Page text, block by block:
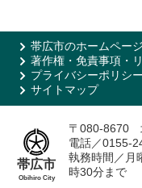
帯広市のホームペー
著作権・免責事項・
プライバシーポリシー
サイトマップ
帯広市
Obihiro City
〒080-8670
電話／0155-
執務時間／月
時30分まで